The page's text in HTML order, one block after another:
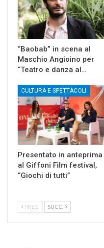
“Baobab” in scena al
Maschio Angioino per
“Teatro e danza al…
CULTURA E SPETTACOLI
Presentato in anteprima
al Giffoni Film festival,
“Giochi di tutti”
PREC. SUCC.